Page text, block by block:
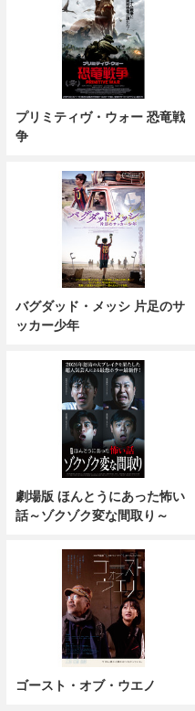
プリミティヴ・ウォー 恐竜戦
争
バグダッド・メッシ 片足のサ
ッカー少年
劇場版 ほんとうにあった怖い
話～ゾクゾク変な間取り～
ゴースト・オブ・ウエノ